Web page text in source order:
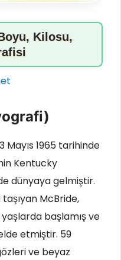
Kilosu,
Mayıs 1965 tarihinde
Kentucky
dünyaya gelmiştir.
McBride,
başlamış ve
etmiştir. 59
ve beyaz